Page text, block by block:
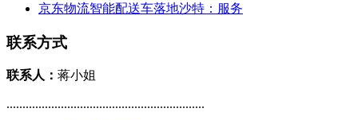
京东物流智能配送车落地沙特：服务
联系方式
联系人： 蒋小姐
..............................................................